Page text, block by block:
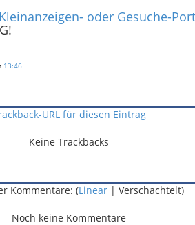
oder Gesuche-
13:46
URL für diesen Eintrag
Keine Trackbacks
Kommentare: (Linear| Verschachtelt)
Noch keine Kommentare